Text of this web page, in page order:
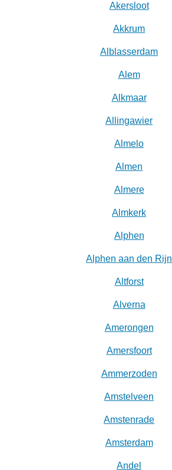
Akersloot
Akkrum
Alblasserdam
Alem
Alkmaar
Allingawier
Almelo
Almen
Almere
Almkerk
Alphen
Alphen aan den Rijn
Altforst
Alverna
Amerongen
Amersfoort
Ammerzoden
Amstelveen
Amstenrade
Amsterdam
Andel